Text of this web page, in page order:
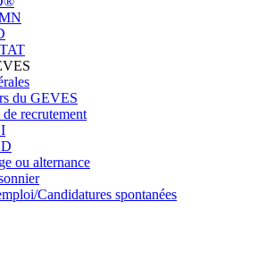
du GEVES
de recrutement
ou alternance
Candidatures spontanées